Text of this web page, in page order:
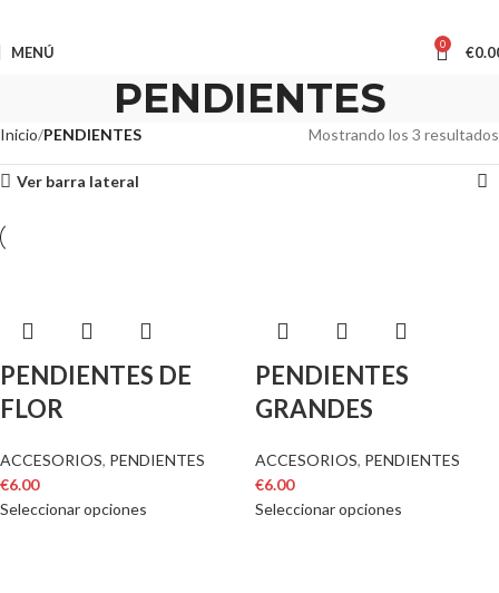
MENÚ 0 €
PENDIENTES
Inicio PENDIENTES Mostrando los 3 resultados
Ver barra lateral
PENDIENTES DE
FLOR
ACCESORIOS, PENDIENTES
€6.00
Seleccionar opciones
PENDIENTES
GRANDES
ACCESORIOS, PENDIENTES
€6.00
Seleccionar opciones